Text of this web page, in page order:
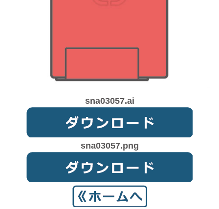
sna03057.ai
sna03057.png